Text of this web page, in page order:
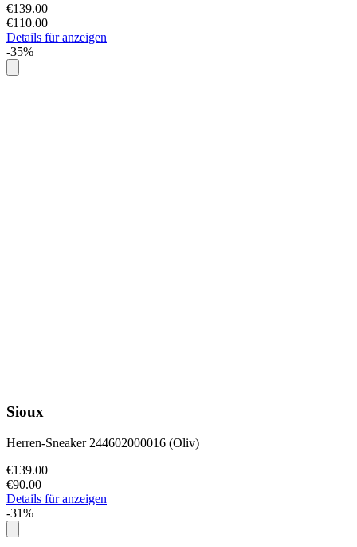
€139.00
€110.00
Details für anzeigen
-35%
Sioux
Herren-Sneaker 244602000016 (Oliv)
€139.00
€90.00
Details für anzeigen
-31%